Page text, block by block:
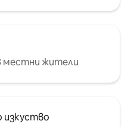
местни жители
изкуство